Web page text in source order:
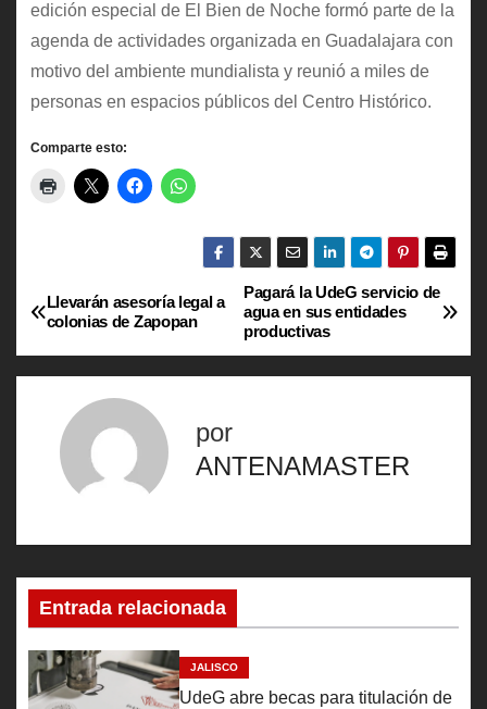
edición especial de El Bien de Noche formó parte de la
agenda de actividades organizada en Guadalajara con
motivo del ambiente mundialista y reunió a miles de
personas en espacios públicos del Centro Histórico.
Comparte esto:
N
a
c
i
ó
Pagará la UdeG servicio de
agua en sus entidades
productivas
Llevarán asesoría legal a
colonias de Zapopan
por
ANTENAMASTER
Entrada relacionada
JALISCO
UdeG abre becas para titulación de